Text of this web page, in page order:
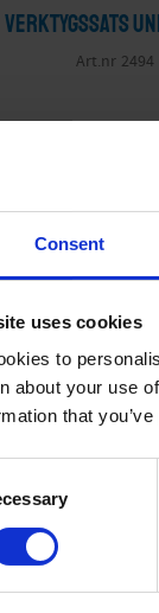
Consent
uses cookies
to
about your use
that
Verktygssats
2494